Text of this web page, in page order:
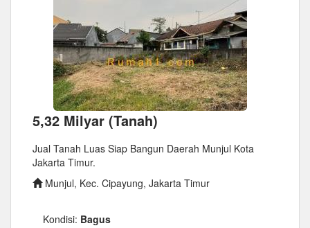
5,32 Milyar (Tanah)
Jual Tanah Luas Siap Bangun Daerah Munjul Kota
Jakarta Timur.
Munjul, Kec. Cipayung, Jakarta Timur
Kondisi: Bagus